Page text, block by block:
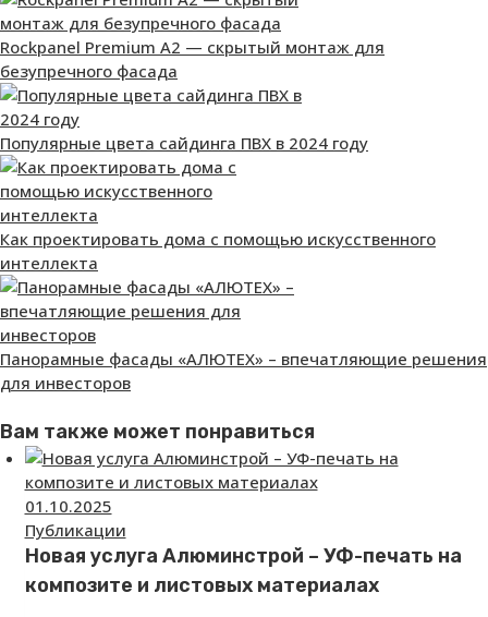
Rockpanel Premium А2 — скрытый монтаж для
безупречного фасада
Популярные цвета сайдинга ПВХ в 2024 году
Как проектировать дома с помощью искусственного
интеллекта
Панорамные фасады «АЛЮТЕХ» – впечатляющие решения
для инвесторов
Вам также может понравиться
01.10.2025
Публикации
Новая услуга Алюминстрой – УФ-печать на
композите и листовых материалах